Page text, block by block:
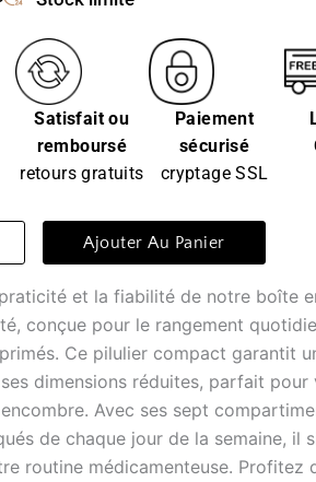
Satisfait ou
remboursé
retours gratuits
Paiement
sécurisé
cryptage SSL
Ajouter Au Panier
et la fiabilité de notre boîte
conçue pour le rangement
Ce pilulier compact garantit
dimensions réduites, parfait pour
Avec ses sept
de chaque jour de la semaine, il
routine médicamenteuse. Profitez